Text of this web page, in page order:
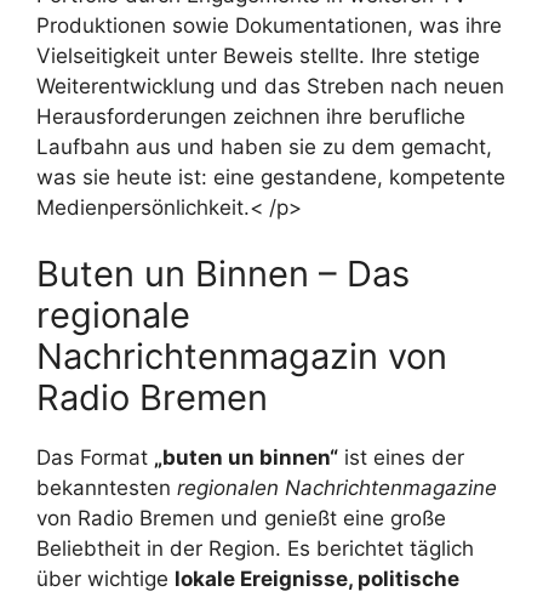
Produktionen sowie Dokumentationen, was ihre
Vielseitigkeit unter Beweis stellte. Ihre stetige
Weiterentwicklung und das Streben nach neuen
Herausforderungen zeichnen ihre berufliche
Laufbahn aus und haben sie zu dem gemacht,
was sie heute ist: eine gestandene, kompetente
Medienpersönlichkeit.< /p>
Buten un Binnen – Das
regionale
Nachrichtenmagazin von
Radio Bremen
Das Format „buten un binnen“ ist eines der
bekanntesten regionalen Nachrichtenmagazine
von Radio Bremen und genießt eine große
Beliebtheit in der Region. Es berichtet täglich
über wichtige lokale Ereignisse, politische